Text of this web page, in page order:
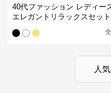
40代ファッション レディー
エレガントリラックスセッ
全
人